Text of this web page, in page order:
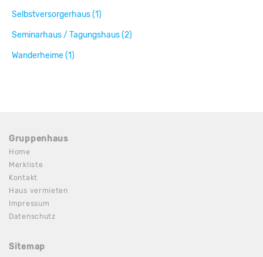
Selbstversorgerhaus (1)
Seminarhaus / Tagungshaus (2)
Wanderheime (1)
Gruppenhaus
Home
Merkliste
Kontakt
Haus vermieten
Impressum
Datenschutz
Sitemap